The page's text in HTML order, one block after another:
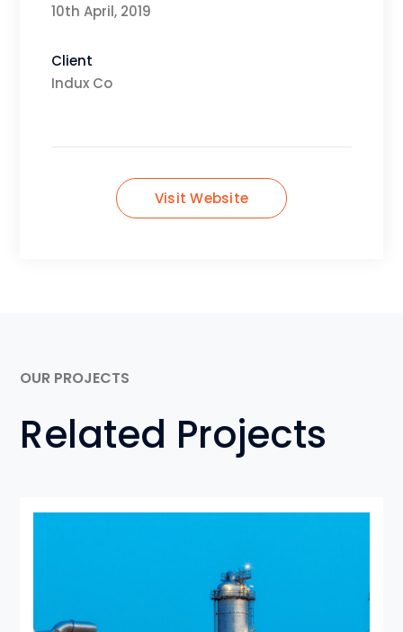
10th April, 2019
Client
Indux Co
Visit Website
OUR PROJECTS
Related Projects